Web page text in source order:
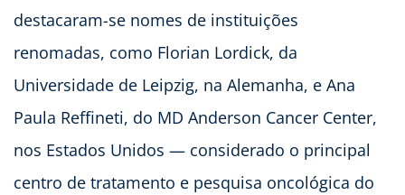
destacaram-se nomes de instituições
renomadas, como Florian Lordick, da
Universidade de Leipzig, na Alemanha, e Ana
Paula Reffineti, do MD Anderson Cancer Center,
nos Estados Unidos — considerado o principal
centro de tratamento e pesquisa oncológica do